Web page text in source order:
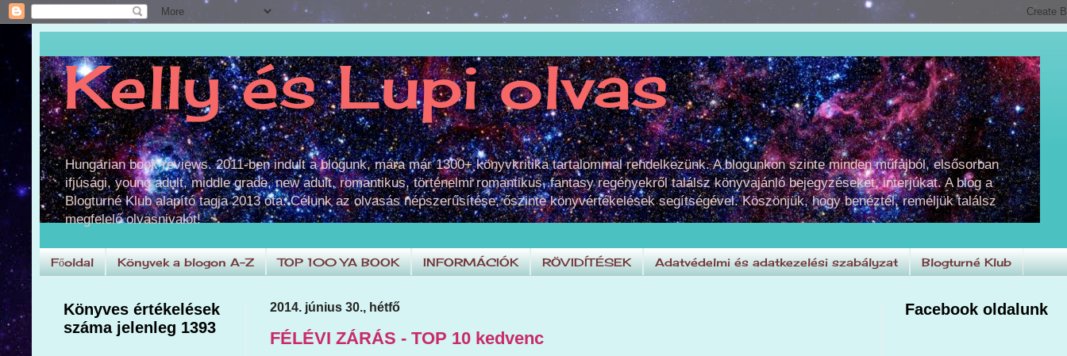
Kelly és Lupi olvas
Hungarian book reviews. 2011-ben indult a blogunk, mára már 1300+ könyvkritika tartalommal rendelkezünk. A blogunkon szinte minden műfajból, elsősorban
ifjúsági, young adult, middle grade, new adult, romantikus, történelmi romantikus, fantasy regényekről találsz könyvajánló bejegyzéseket, interjúkat. A blog a
Blogturné Klub alapító tagja 2013 óta. Célunk az olvasás népszerűsítése, őszinte könyvértékelések segítségével. Köszönjük, hogy benéztél, reméljük találsz
megfelelő olvasnivalót!
Főoldal Könyvek a blogon A-Z TOP 100 YA BOOK INFORMÁCIÓK RÖVIDÍTÉSEK Adatvédelmi és adatkezelési szabályzat Blogturné Klub
2014. június 30., hétfő
FÉLÉVI ZÁRÁS - TOP 10 kedvenc
Könyves értékelések
száma jelenleg 1393
Facebook oldalunk